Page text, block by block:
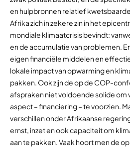
en hulpbronnen relatief
Afrika zich in zekere zin in het
mondiale klimaatcrisis bevindt:
en de accumulatie van problemen.
eigen financiële middelen en
lokale impact van opwarming en
pakken. Ook zijn de op de COP-
afspraken niet voldoende solide om
aspect – financiering – te voorzien.
verschillen onder Afrikaanse
ernst, inzet en ook capaciteit om
aan te pakken. Vaak hoort men de